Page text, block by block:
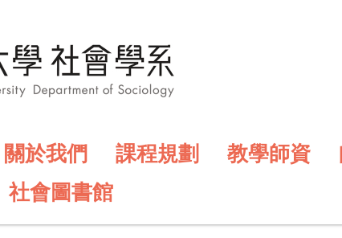
關於我們 課程規劃 教學師資
社會圖書館